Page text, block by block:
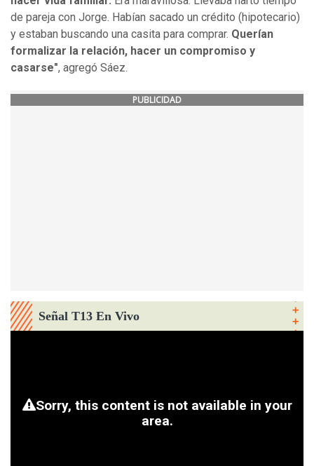
de pareja con Jorge. Habían sacado un crédito (hipotecario)
y estaban buscando una casita para comprar. Querían
formalizar la relación, hacer un compromiso y
casarse", agregó Sáez.
PUBLICIDAD
Señal T13 En Vivo